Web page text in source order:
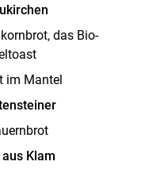
das Bio-
im Mantel
Klam